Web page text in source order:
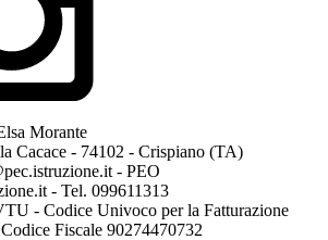
Morante
Cacace - 74102 - Crispiano (TA)
- PEO
- Tel. 099611313
- Codice Univoco per la Fatturazione
Fiscale 90274470732